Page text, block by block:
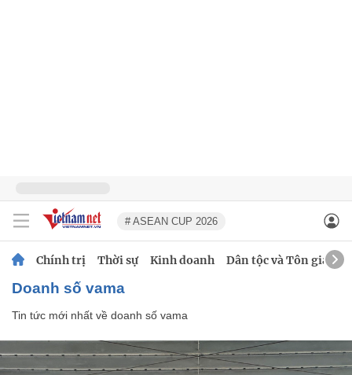
# ASEAN CUP 2026
Chính trị Thời sự Kinh doanh Dân tộc và Tôn giáo
doanh số vama
Tin tức mới nhất về doanh số vama